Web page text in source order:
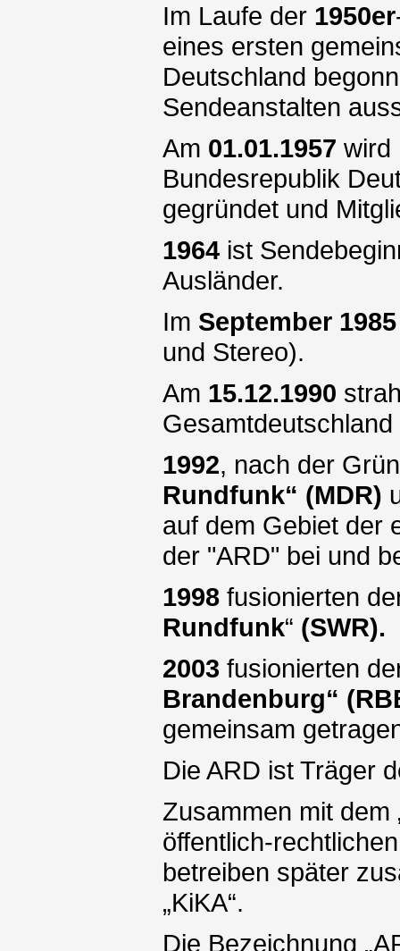
Im Laufe der 1950er
eines ersten
Deutschland
Sendeanstalten
Am 01.01.1957 wird
Bundesrepublik
gegründet und
1964 ist
Ausländer.
Im September 1985
und Stereo).
Am 15.12.1990
Gesamtdeutschland
1992, nach der
Rundfunk“ (MDR)
auf dem Gebiet der
der "ARD" bei und
1998 fusionierten
Rundfunk“ (SWR).
2003 fusionierten
Brandenburg“
gemeinsam
Die ARD ist Träger
Zusammen mit dem
öffentlich-
betreiben später
„KiKA“.
Die Bezeichnung